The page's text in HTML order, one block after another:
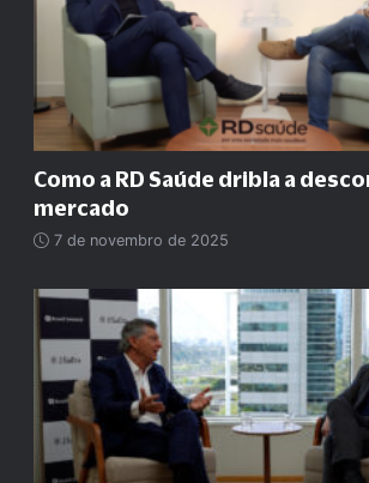
Como a RD Saúde dribla a
mercado
7 de novembro de 2025